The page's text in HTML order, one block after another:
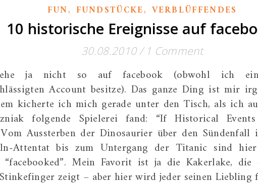
FUN, FUNDSTÜCKE, VERBLÜFFENDES
10 historische Ereignisse auf
30.08.2010 / 1 Comment
ja nicht so auf facebook (obwohl ich
Account besitze). Das ganze Ding ist mir
kicherte ich mich gerade unter den Tisch, als ich
folgende Spielerei fand: “If Historical
Vom Aussterben der Dinosaurier über den Sündenfall
Attentat bis zum Untergang der Titanic sind
“facebooked”. Mein Favorit ist ja die Kakerlake, die
zeigt – aber hier wird jeder seinen Liebling